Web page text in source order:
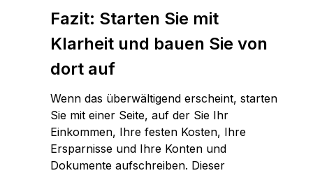
Fazit: Starten Sie mit
Klarheit und bauen Sie von
dort auf
Wenn das überwältigend erscheint, starten
Sie mit einer Seite, auf der Sie Ihr
Einkommen, Ihre festen Kosten, Ihre
Ersparnisse und Ihre Konten und
Dokumente aufschreiben. Dieser